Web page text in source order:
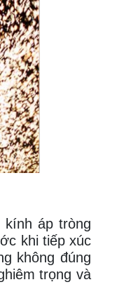
kính áp tròng
khi tiếp xúc
không đúng
trọng và